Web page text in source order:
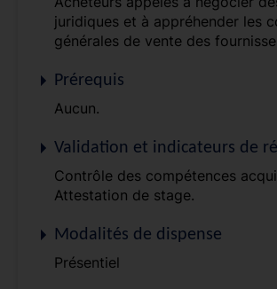
juridiques et à appréhender les
générales de vente des
Prérequis
Aucun.
Validation et indicateurs de
Contrôle des compétences
Attestation de stage.
Modalités de dispense
Présentiel